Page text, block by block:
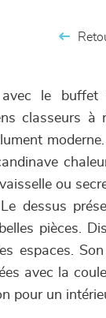
le
classeurs
ou
dessus
pièces.
espaces.
avec la
pour un